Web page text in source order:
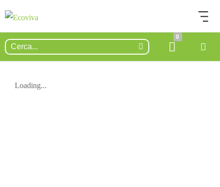
0
Loading...